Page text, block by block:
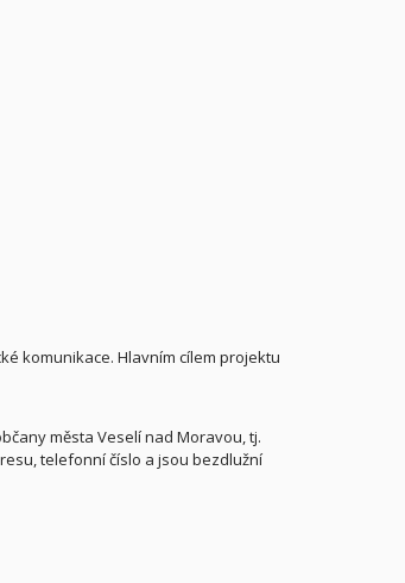
komunikace. Hlavním cílem projektu
města Veselí nad Moravou, tj.
telefonní číslo a jsou bezdlužní